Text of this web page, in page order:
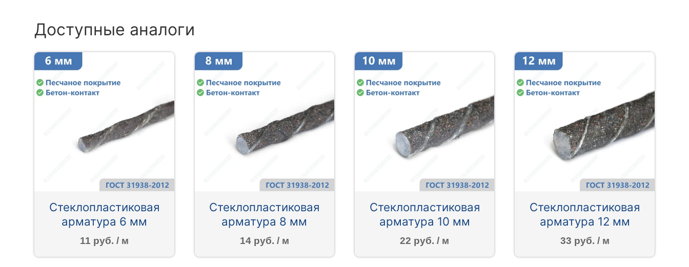
Доступные аналоги
Стеклопластиковая
арматура 6 мм
11 руб. / м
Стеклопластиковая
арматура 8 мм
14 руб. / м
Стеклопластиковая
арматура 10 мм
22 руб. / м
Стеклопластиковая
арматура 12 мм
33 руб. / м